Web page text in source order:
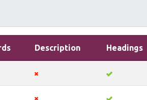
Description Headings